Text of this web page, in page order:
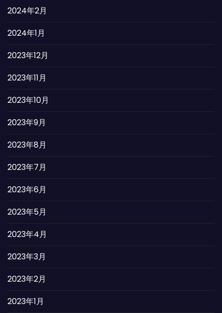
2024年2月
2024年1月
2023年12月
2023年11月
2023年10月
2023年9月
2023年8月
2023年7月
2023年6月
2023年5月
2023年4月
2023年3月
2023年2月
2023年1月